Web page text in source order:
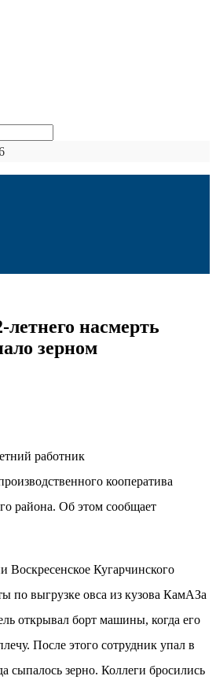
насмерть
зерном
работник
кооператива
района. Об этом сообщает
Воскресенское Кугарчинского
по выгрузке овса из кузова КамАЗа
открывал борт машины, когда его
После этого сотрудник упал в
сыпалось зерно. Коллеги бросились